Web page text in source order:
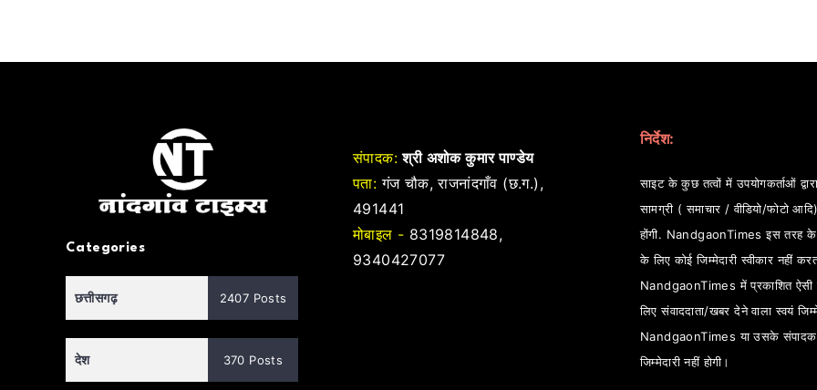
Categories
छत्तीसगढ़ 2407 Posts
देश 370 Posts
संपादक: श्री अशोक कुमार पाण्डेय
पता: गंज चौक, राजनांदगाँव (छ.ग.),
491441
मोबाइल - 8319814848,
9340427077
निर्देश:
साइट के कुछ तत्वों में उपयोगकर्ताओं
सामग्री ( समाचार / वीडियो/फोटो
होंगी. NandgaonTimes इस तरह के
के लिए कोई जिम्मेदारी स्वीकार नहीं
NandgaonTimes में प्रकाशित ऐसी
लिए संवाददाता/खबर देने वाला स्वयं
NandgaonTimes या उसके संपादक
जिम्मेदारी नहीं होगी।